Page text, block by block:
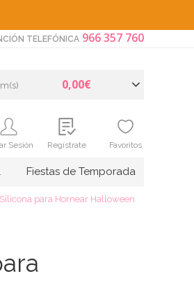
TELEFÓNICA 966 357 760
0,00€
Sesión Regístrate Favoritos
Fiestas de Temporada
para Hornear Halloween